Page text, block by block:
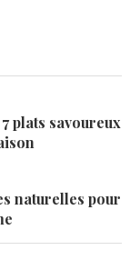
plats savoureux
naturelles pour